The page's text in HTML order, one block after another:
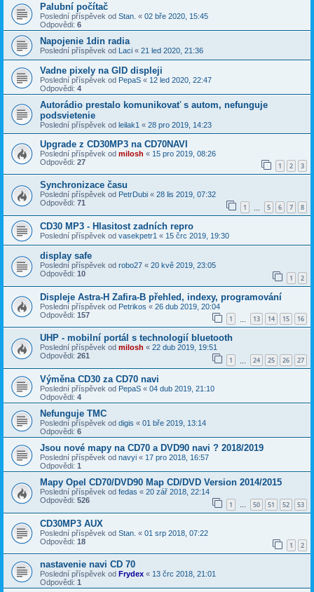
Palubní počítač
Poslední příspěvek od Stan. « 02 bře 2020, 15:45
Odpovědi: 6
Napojenie 1din radia
Poslední příspěvek od Laci « 21 led 2020, 21:36
Vadne pixely na GID displeji
Poslední příspěvek od PepaS « 12 led 2020, 22:47
Odpovědi: 4
Autorádio prestalo komunikovať s autom, nefunguje
podsvietenie
Poslední příspěvek od leilak1 « 28 pro 2019, 14:23
Upgrade z CD30MP3 na CD70NAVI
Poslední příspěvek od milosh « 15 pro 2019, 08:26
Odpovědi: 27 1 2 3
Synchronizace času
Poslední příspěvek od PetrDubi « 28 lis 2019, 07:32
Odpovědi: 71 1 5 6 7 8
CD30 MP3 - Hlasitost zadních repro
Poslední příspěvek od vasekpetr1 « 15 črc 2019, 19:30
display safe
Poslední příspěvek od robo27 « 20 kvě 2019, 23:05
Odpovědi: 10 1 2
Displeje Astra-H Zafira-B přehled, indexy, programování
Poslední příspěvek od Petrikos « 26 dub 2019, 20:04
Odpovědi: 157 1 13 14 15 16
UHP - mobilní portál s technologií bluetooth
Poslední příspěvek od milosh « 22 dub 2019, 19:51
Odpovědi: 261 1 24 25 26 27
Výměna CD30 za CD70 navi
Poslední příspěvek od PepaS « 04 dub 2019, 21:10
Odpovědi: 4
Nefunguje TMC
Poslední příspěvek od digis « 01 bře 2019, 13:14
Odpovědi: 6
Jsou nové mapy na CD70 a DVD90 navi ? 2018/2019
Poslední příspěvek od navyi « 17 pro 2018, 16:57
Odpovědi: 1
Mapy Opel CD70/DVD90 Map CD/DVD Version 2014/2015
Poslední příspěvek od fedas « 20 zář 2018, 22:14
Odpovědi: 526 1 … 50 51 52 53
CD30MP3 AUX
Poslední příspěvek od Stan. « 01 srp 2018, 07:22
Odpovědi: 18 1 2
nastavenie navi CD 70
Poslední příspěvek od Frydex « 13 črc 2018, 21:01
Odpovědi: 1